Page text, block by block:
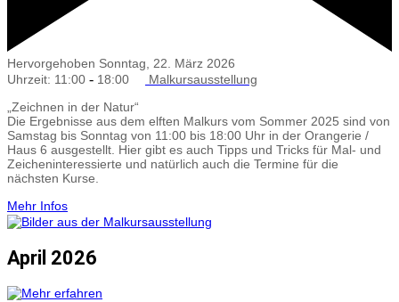
Hervorgehoben Sonntag, 22. März 2026
Uhrzeit: 11:00 - 18:00
Malkursausstellung
„Zeichnen in der Natur“
Die Ergebnisse aus dem elften Malkurs vom Sommer 2025 sind von
Samstag bis Sonntag von 11:00 bis 18:00 Uhr in der Orangerie /
Haus 6 ausgestellt. Hier gibt es auch Tipps und Tricks für Mal- und
Zeicheninteressierte und natürlich auch die Termine für die
nächsten Kurse.
Mehr Infos
April 2026